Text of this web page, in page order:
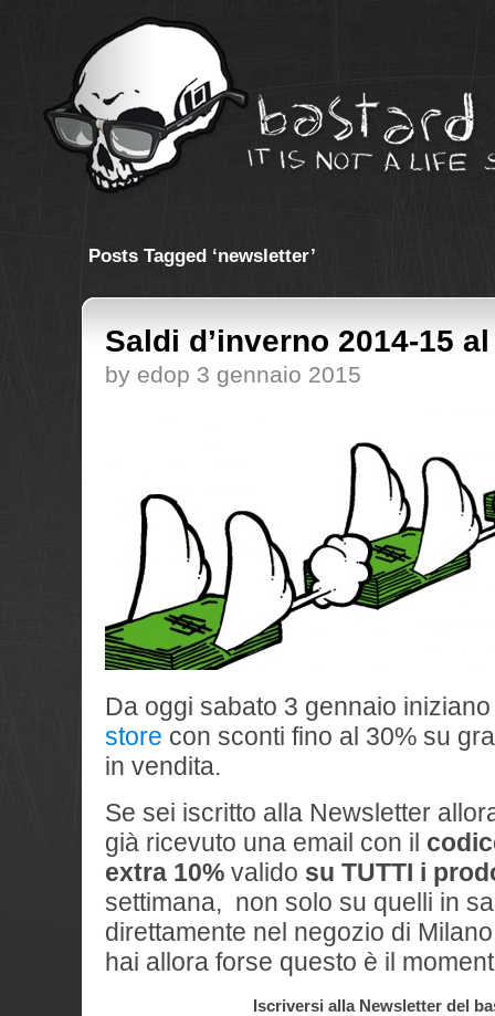
Posts Tagged ‘newsletter’
Saldi d’inverno 2014-15
by edop 3 gennaio 2015
Da oggi sabato 3 gennaio
store con sconti fino al 30% su
in vendita.
Se sei iscritto alla Newsletter
già ricevuto una email con il
extra 10% valido su TUTTI i
settimana, non solo su quelli in
direttamente nel negozio di
hai allora forse questo è il
Iscriversi alla Newsletter del